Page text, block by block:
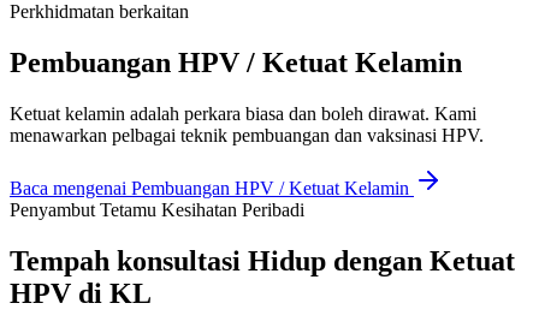
Perkhidmatan berkaitan
Pembuangan HPV / Ketuat Kelamin
Ketuat kelamin adalah perkara biasa dan boleh dirawat. Kami
menawarkan pelbagai teknik pembuangan dan vaksinasi HPV.
Baca mengenai Pembuangan HPV / Ketuat Kelamin
Penyambut Tetamu Kesihatan Peribadi
Tempah konsultasi Hidup dengan Ketuat
HPV di KL